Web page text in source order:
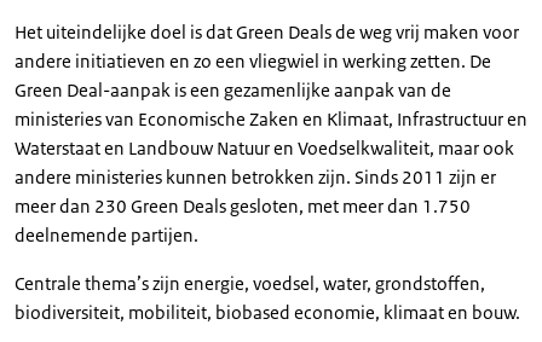
Het uiteindelijke doel is dat Green Deals de weg vrij maken voor
andere initiatieven en zo een vliegwiel in werking zetten. De
Green Deal-aanpak is een gezamenlijke aanpak van de
ministeries van Economische Zaken en Klimaat, Infrastructuur en
Waterstaat en Landbouw Natuur en Voedselkwaliteit, maar ook
andere ministeries kunnen betrokken zijn. Sinds 2011 zijn er
meer dan 230 Green Deals gesloten, met meer dan 1.750
deelnemende partijen.
Centrale thema’s zijn energie, voedsel, water, grondstoffen,
biodiversiteit, mobiliteit, biobased economie, klimaat en bouw.